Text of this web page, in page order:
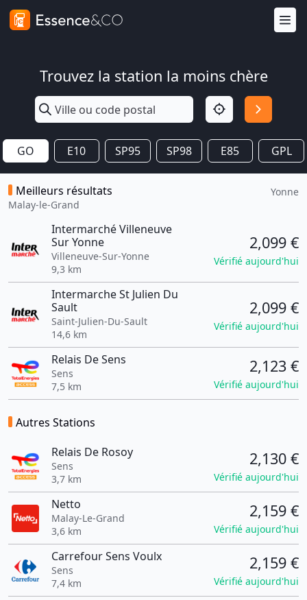
Trouvez la station la moins chère
GO E10 SP95 SP98 E85 GPL
Meilleurs résultats
Malay-le-Grand
Yonne
Intermarché Villeneuve
Sur Yonne
Villeneuve-Sur-Yonne
9,3 km
2,099 €
Vérifié aujourd'hui
Intermarche St Julien Du
Sault
Saint-Julien-Du-Sault
14,6 km
2,099 €
Vérifié aujourd'hui
Relais De Sens
Sens
7,5 km
2,123 €
Vérifié aujourd'hui
Autres Stations
Relais De Rosoy
Sens
3,7 km
2,130 €
Vérifié aujourd'hui
Netto
Malay-Le-Grand
3,6 km
2,159 €
Vérifié aujourd'hui
Carrefour Sens Voulx
Sens
7,4 km
2,159 €
Vérifié aujourd'hui